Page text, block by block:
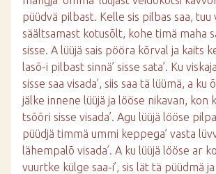
püüdvä pilbast. Kelle sis pilbas saa, tuu
säältsamast kotusõlt, kohe timä maha
sisse. A lüüjä sais pööra kõrval ja kaits
lasõ-i pilbast sinnä’ sisse sata’. Ku
sisse saa visada’, siis saa tä lüümä, a ku
jälke innene lüüjä ja lööse nikavan, kon
tsõõri sisse visada’. Agu lüüjä lööse
püüdjä timmä ummi keppega’ vasta
lähempalõ visada’. A ku lüüjä lööse ar
vuurtke külge saa-i’, sis lät tä püüdmä